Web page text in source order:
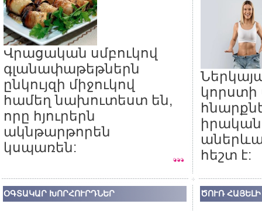
Վրացական սմբուկով
գլանափաթեթներն
ընկույզի միջուկով
համեղ նախուտեստ են,
որը հյուրերն
ակնթարթորեն
կսպառեն:
կորստի
հեշտ է:
ՕԳՏԱԿԱՐ ԽՈՐՀՈՒՐԴՆԵՐ ԾՈՒՌ ՀԱՅԵԼԻ